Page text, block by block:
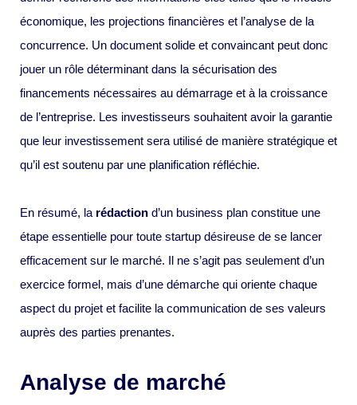
économique, les projections financières et l’analyse de la
concurrence. Un document solide et convaincant peut donc
jouer un rôle déterminant dans la sécurisation des
financements nécessaires au démarrage et à la croissance
de l’entreprise. Les investisseurs souhaitent avoir la garantie
que leur investissement sera utilisé de manière stratégique et
qu’il est soutenu par une planification réfléchie.
En résumé, la rédaction d’un business plan constitue une
étape essentielle pour toute startup désireuse de se lancer
efficacement sur le marché. Il ne s’agit pas seulement d’un
exercice formel, mais d’une démarche qui oriente chaque
aspect du projet et facilite la communication de ses valeurs
auprès des parties prenantes.
Analyse de marché